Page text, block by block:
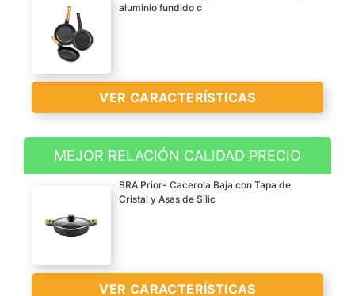
aluminio fundido c
VER CARACTERÍSTICAS
Incluye: 3 sartenes de 6
mm de espesor (18-22-26
ergonómico Efficient
Antiadherente sin PFOA
MEJOR RELACIÓN CALIDAD PRECIO
BRA Prior- Cacerola Baja con Tapa de
Cristal y Asas de Silic
VER CARACTERÍSTICAS